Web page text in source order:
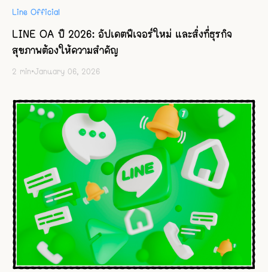
Line Official
LINE OA ปี 2026: อัปเดตฟีเจอร์ใหม่ และสิ่งที่ธุรกิจ
สุขภาพต้องให้ความสำคัญ
2 min•January 06, 2026